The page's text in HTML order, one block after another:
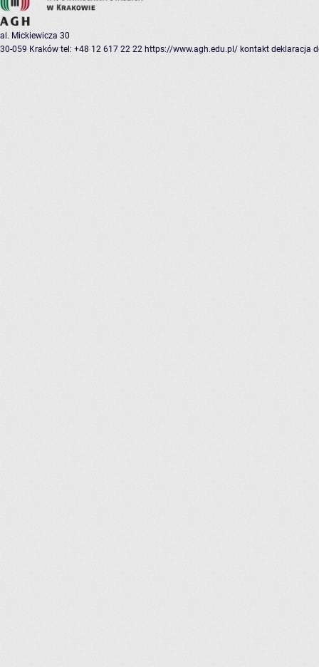
al. Mickiewicza 30
30-059 Kraków tel: +48 12 617 22 22 https://www.agh.edu.pl/ kontakt deklaracja